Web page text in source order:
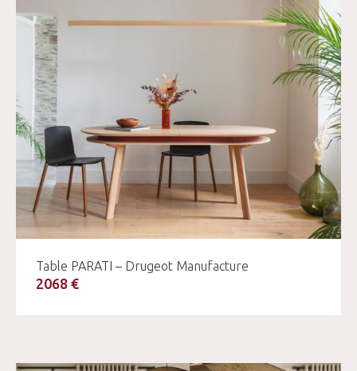
Table PARATI – Drugeot Manufacture
2068 €